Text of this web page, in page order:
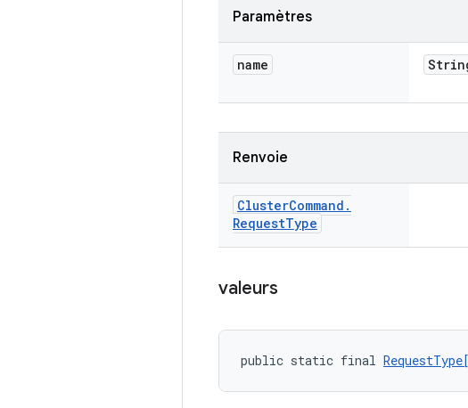
Paramètres
name
Renvoie
ClusterCommand .
RequestType
valeurs
public static final